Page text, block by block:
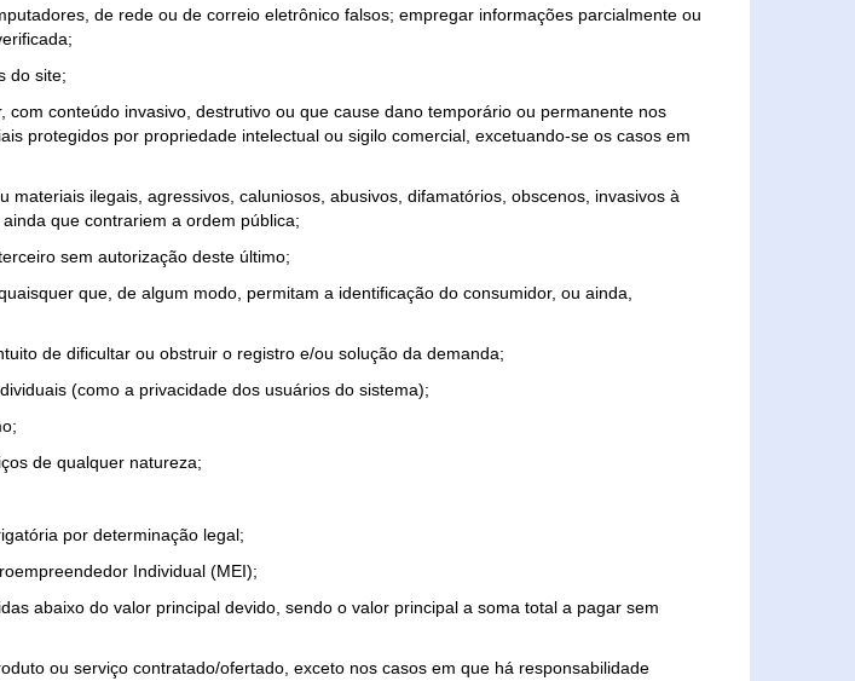
de rede ou de correio eletrônico falsos; empregar informações parcialmente ou
do site;
conteúdo invasivo, destrutivo ou que cause dano temporário ou permanente nos
protegidos por propriedade intelectual ou sigilo comercial, excetuando-se os casos em
ilegais, agressivos, caluniosos, abusivos, difamatórios, obscenos, invasivos à
que contrariem a ordem pública;
sem autorização deste último;
que, de algum modo, permitam a identificação do consumidor, ou ainda,
de dificultar ou obstruir o registro e/ou solução da demanda;
(como a privacidade dos usuários do sistema);
de qualquer natureza;
por determinação legal;
Individual (MEI);
abaixo do valor principal devido, sendo o valor principal a soma total a pagar sem
ou serviço contratado/ofertado, exceto nos casos em que há responsabilidade